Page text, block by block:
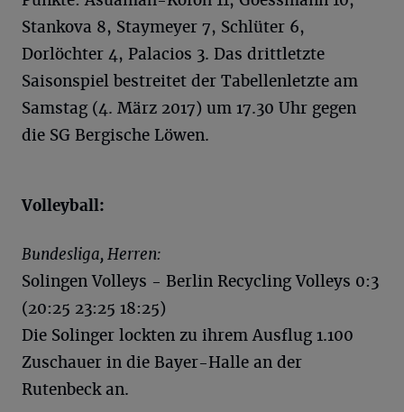
Stankova 8, Staymeyer 7, Schlüter 6,
Dorlöchter 4, Palacios 3. Das drittletzte
Saisonspiel bestreitet der Tabellenletzte am
Samstag (4. März 2017) um 17.30 Uhr gegen
die SG Bergische Löwen.
Volleyball:
Bundesliga, Herren:
Solingen Volleys - Berlin Recycling Volleys 0:3
(20:25 23:25 18:25)
Die Solinger lockten zu ihrem Ausflug 1.100
Zuschauer in die Bayer-Halle an der
Rutenbeck an.